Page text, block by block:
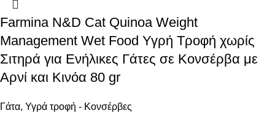
Farmina N&D Cat Quinoa Weight
Management Wet Food Υγρή Τροφή χωρίς
Σιτηρά για Ενήλικες Γάτες σε Κονσέρβα με
Αρνί και Κινόα 80 gr
Γάτα, Υγρά τροφή - Κονσέρβες